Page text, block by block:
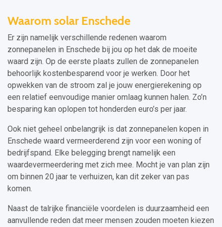
Waarom solar Enschede
Er zijn namelijk verschillende redenen waarom
zonnepanelen in Enschede bij jou op het dak de moeite
waard zijn. Op de eerste plaats zullen de zonnepanelen
behoorlijk kostenbesparend voor je werken. Door het
opwekken van de stroom zal je jouw energierekening op
een relatief eenvoudige manier omlaag kunnen halen. Zo’n
besparing kan oplopen tot honderden euro’s per jaar.
Ook niet geheel onbelangrijk is dat zonnepanelen kopen in
Enschede waard vermeerderend zijn voor een woning of
bedrijfspand. Elke belegging brengt namelijk een
waardevermeerdering met zich mee. Mocht je van plan zijn
om binnen 20 jaar te verhuizen, kan dit zeker van pas
komen.
Naast de talrijke financiële voordelen is duurzaamheid een
aanvullende reden dat meer mensen zouden moeten kiezen